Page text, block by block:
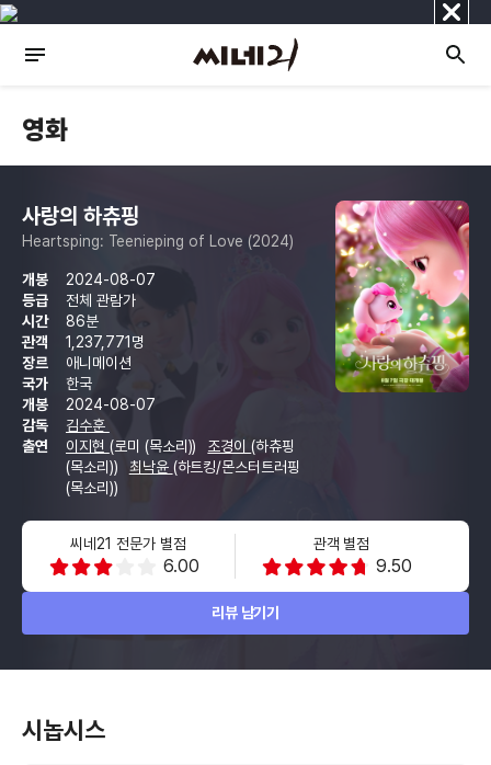
닫
기
영화
사랑의 하츄핑
Heartsping: Teenieping of Love (2024)
개봉
2024-08-07
등급
전체 관람가
시간
86분
관객
1,237,771명
장르
애니메이션
국가
한국
개봉
2024-08-07
감독
김수훈
출연
이지현 (로미 (목소리)) 조경이(하츄핑
(목소리))
최낙윤 (하트킹/몬스터트러핑
(목소리))
씨네21 전문가 별점
6.00
관객 별점
9.50
리뷰 남기기
시놉시스